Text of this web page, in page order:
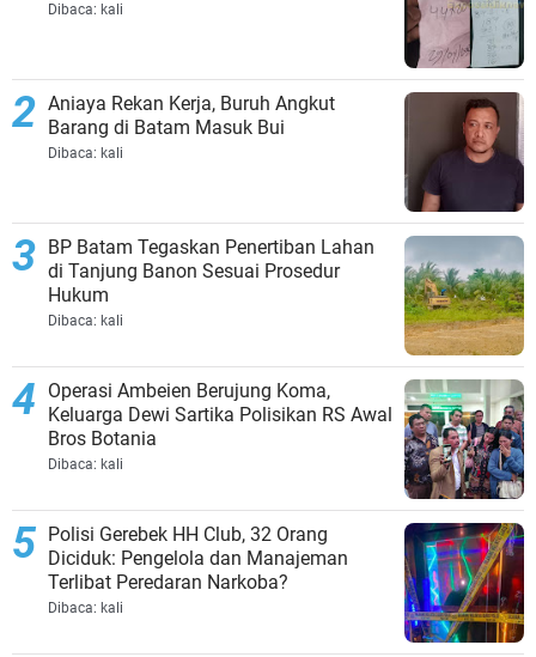
Dibaca: kali
Aniaya Rekan Kerja, Buruh Angkut
Barang di Batam Masuk Bui
Dibaca: kali
BP Batam Tegaskan Penertiban Lahan
di Tanjung Banon Sesuai Prosedur
Hukum
Dibaca: kali
Operasi Ambeien Berujung Koma,
Keluarga Dewi Sartika Polisikan RS Awal
Bros Botania
Dibaca: kali
Polisi Gerebek HH Club, 32 Orang
Diciduk: Pengelola dan Manajeman
Terlibat Peredaran Narkoba?
Dibaca: kali